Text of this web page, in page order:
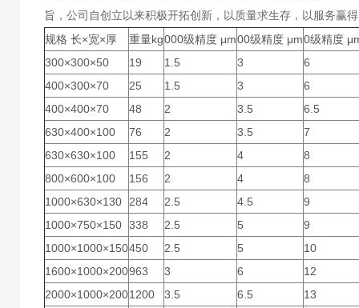
旨，公司自创立以来积极开拓创新，以质量求生存，以服务赢
规格 长×宽×厚 重量kg000级精度 μm00级精度 μm0级精度
300×300×50
19 1.5 3
6
400×300×70
25 1.5 3
6
400×400×70
48 2 3.5
6.5
630×400×100
76 2 3.5
7
630×630×100
155 2 4
8
800×600×100
156 2 4
8
1000×630×130
284 2.5 4.5
9
1000×750×150 338 2.5 5
9
1000×1000×150450 2.5 5
10
1600×1000×200963 3 6
12
2000×1000×2001200 3.5 6.5
13